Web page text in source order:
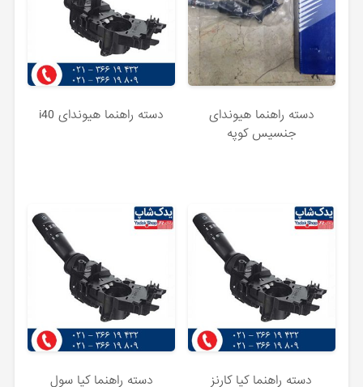
دسته راهنما هیوندای
جنسیس کوپه
دسته راهنما هیوندای i40
دسته راهنما کیا کارنز دسته راهنما کیا سول